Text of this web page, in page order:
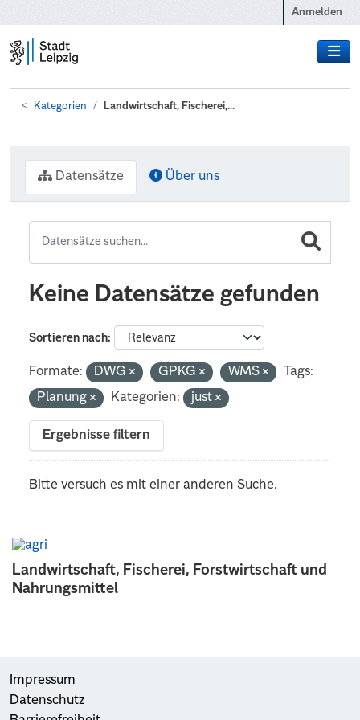
Anmelden
Kategorien Landwirtschaft, Fischerei,...
Landwirtschaft, Fischerei, Forstwirtschaft und
Nahrungsmittel
Datensätze Über uns
Keine Datensätze gefunden
Sortieren nach
Formate: DWG GPKG WMS
Tags:
Planung
Kategorien: just
Ergebnisse filtern
Bitte versuch es mit einer anderen Suche.
Impressum
Datenschutz